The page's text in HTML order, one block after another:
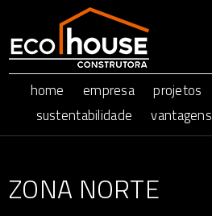
home empresa projetos
sustentabilidade
vantagens
ZONA NORTE